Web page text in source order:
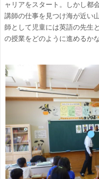
ャリアをスタート。しかし都
講師の仕事を見つけ海が近い
師として児童には英語の先生
の授業をどのように進めるか